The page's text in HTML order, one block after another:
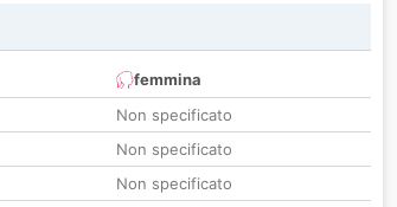
femmina
Non specificato
Non specificato
Non specificato